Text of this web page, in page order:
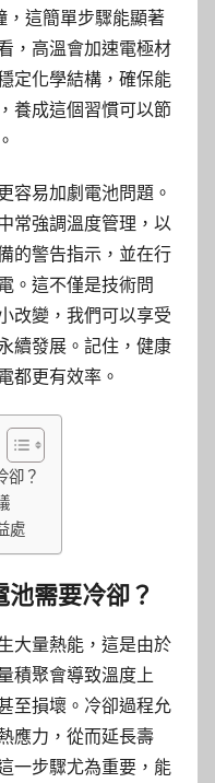
，這簡單步驟能顯著
，高溫會加速電極材
定化學結構，確保能
養成這個習慣可以節
容易加劇電池問題。
常強調溫度管理，以
的警告指示，並在行
。這不僅是技術問
改變，我們可以享受
續發展。記住，健康
都更有效率。
卻？
處
需要冷卻？
大量熱能，這是由於
積聚會導致溫度上
至損壞。冷卻過程允
應力，從而延長壽
一步驟尤為重要，能